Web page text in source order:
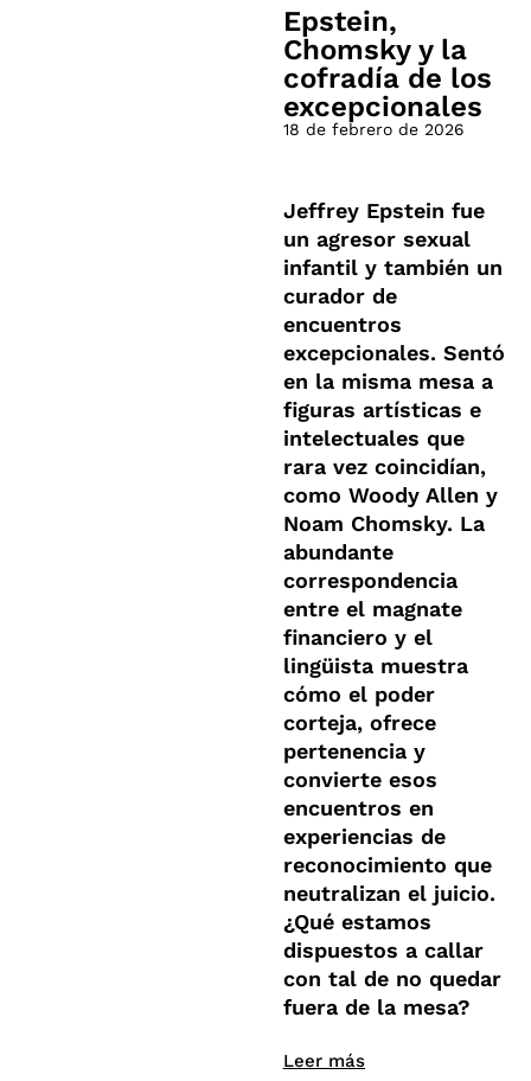
Epstein,
Chomsky y la
cofradía de los
excepcionales
18 de febrero de 2026
Jeffrey Epstein fue
un agresor sexual
infantil y también un
curador de
encuentros
excepcionales. Sentó
en la misma mesa a
figuras artísticas e
intelectuales que
rara vez coincidían,
como Woody Allen y
Noam Chomsky. La
abundante
correspondencia
entre el magnate
financiero y el
lingüista muestra
cómo el poder
corteja, ofrece
pertenencia y
convierte esos
encuentros en
experiencias de
reconocimiento que
neutralizan el juicio.
¿Qué estamos
dispuestos a callar
con tal de no quedar
fuera de la mesa?
Leer más